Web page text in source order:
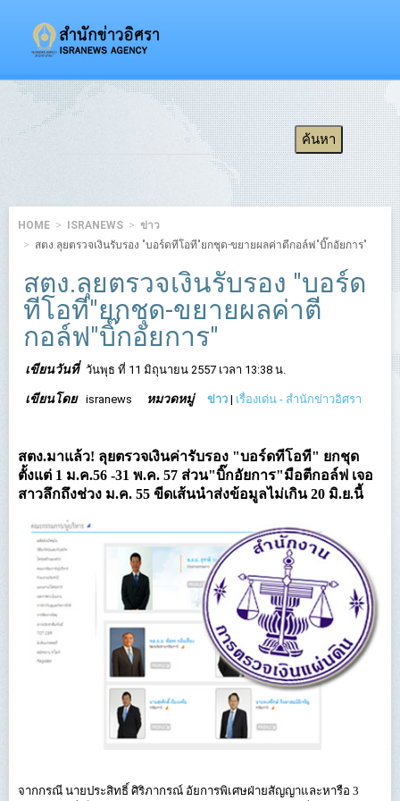
HOME ISRANEWS
ข่าว
สตง.ลุยตรวจเงินรับรอง "บอร์ดทีโอที"ยกชุด-ขยายผลค่าตีกอล์ฟ"บิ๊กอัยการ"
สตง.ลุยตรวจเงินรับรอง "บอร์ด
ทีโอที"ยกชุด-ขยายผลค่าตี
กอล์ฟ"บิ๊กอัยการ"
เขียนวันที่ วันพุธ ที่ 11 มิถุนายน 2557 เวลา 13:38 น.
เขียนโดย isranews หมวดหมู่ ข่าว | เรื่องเด่น - สำนักข่าวอิศรา
สตง.มาแล้ว! ลุยตรวจเงินค่ารับรอง "บอร์ดทีโอที" ยกชุด
ตั้งแต่ 1 ม.ค.56 -31 พ.ค. 57 ส่วน"บิ๊กอัยการ"มือตีกอล์ฟ เจอ
สาวลึกถึงช่วง ม.ค. 55 ขีดเส้นนำส่งข้อมูลไม่เกิน 20 มิ.ย.นี้
จากกรณี นายประสิทธิ์ ศิริภากรณ์ อัยการพิเศษฝ่ายสัญญาและหารือ 3